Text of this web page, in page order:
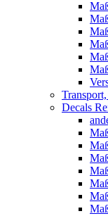
Decals